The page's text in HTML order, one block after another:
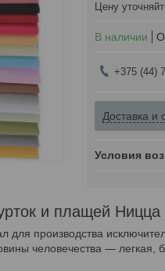
Цену
В наличии
+375 (44)
Доставка и
и плащей
для производства
человечества — легкая,